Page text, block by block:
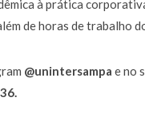
à prática
de horas de trabalho
@unintersampa e no